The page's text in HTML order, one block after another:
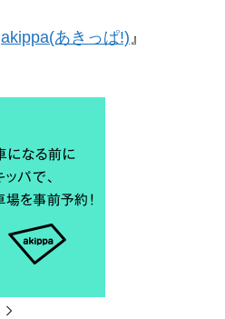
akippa(あきっぱ!) 』